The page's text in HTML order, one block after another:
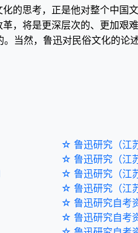
的思考，正是他对整个中国
，将是更深层次的、更加艰
当然，鲁迅对民俗文化的论
☆ 鲁迅研究（江
☆ 鲁迅研究（江
☆ 鲁迅研究（江
☆ 鲁迅研究（江
☆ 鲁迅研究自考
☆ 鲁迅研究自考